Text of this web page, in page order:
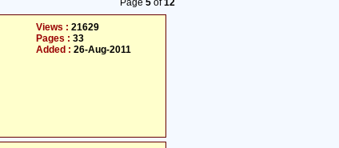
Page 5 of12
Views : 21629
Pages : 33
Added : 26-Aug-2011